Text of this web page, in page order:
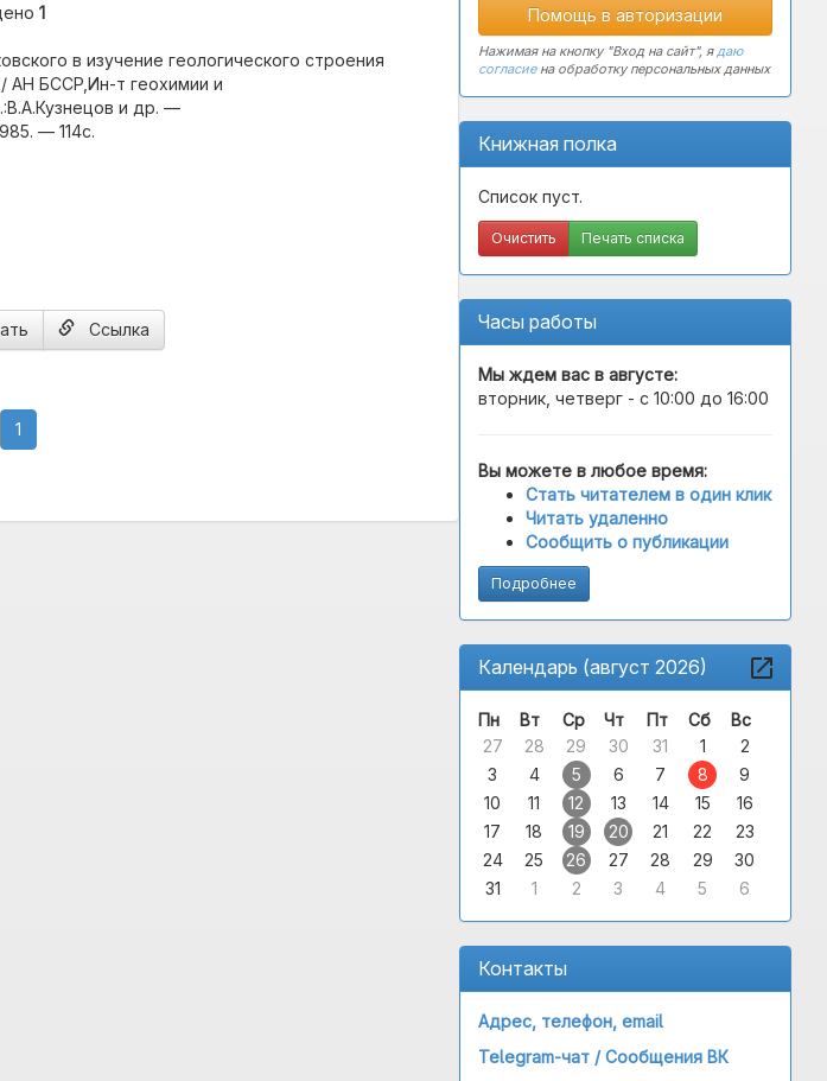
Помощь в авторизации
Нажимая на кнопку "Вход на сайт", ядаю
согласиена обработку персональных данных
Книжная полка
Список пуст.
Очистить Печать списка
Часы работы
Мы ждем вас в августе:
вторник, четверг - с 10:00 до 16:00
Вы можете в любое время:
Стать читателем в один клик
Читать удаленно
Сообщить о публикации
Подробнее
Календарь (август 2026)
Пн Вт Ср Чт Пт Сб
Вс
27
28 29 30 31 1
2
3
4 5 6 7 8
9
10
11 12 13 14 15
16
17
18 19 20 21 22
23
24
25 26 27 28 29
30
31
1 2 3 4 5 6
Контакты
Адрес, телефон, email
Telegram-чат /Сообщения ВК
1
в изучение геологического строения
АН БССР,Ин-т геохимии и
и др. —
— 114с.
Ссылка
1(current)